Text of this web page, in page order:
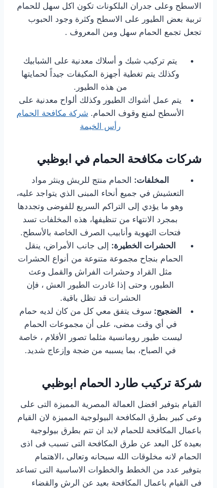
الاسطح وعلى جدران البلكونات تكون اكل سهل للحمام
تربية بعض الطيور على الاسطح وكثرة وجود الحبوب
تجعل تجمع الحمام سهل ومن المعروف .
يتم تركيب شبك و أسلاك معدنية على الشبابيك
وكذلك يتم تغطية أجهزة المكيفات جيداً لحمايتها
من هذه الطيور.
يتم عمل أشواك الطيور وكذلك ألواح معدنية على
الأسطح لمنع وقوف الحمام. شركة مكافحة الحمام
رأس الخيمة
شركات مكافحة الحمام في ابوظبي
المخلفات: الحمام منتج للريش وينثر مواد
التعشيش في جميع أنحاء المبنى الذي يتواجد عليه،
وهو ما يؤدي إلى التراكم السريع للفوضى وتجددها
بمجرد الانتهاء من تنظيفها، هذه المخلفات تسد
فتحات التهوية وأنابيب الصرف الخاصة بالأسطح.
الحشرات الخطيرة: إلى جانب الأمراض، ينقل
الحمام بنجاح مجموعة متنوعة من أنواع الحشرات
مثل القراد وحشرات الفراش والقمل وعث
الطيور، وحتى إذا غادرت الطيور العش ، فإن
الحشرات قد تظل باقية.
الضجيج: سوف يتفق معي كل من كان لديه حمام
في أي وقت مضى، على أن مجموعات الحمام
ليست طيور رومانسية مثلما تصور الأفلام ، خاصة
في الصباح، بما يسببه من ضجة وإزعاج شديد.
شركة تركيب طارد الحمام ابوظبي
القيام بتوفير افضل العمالة المصرية المميزة التى على
وعى كبير بطرق المكافحة البيولوجية المميزة لان القيام
باعمال المكافحة للحمام لابد ان تتم بطرق بيولوجية
بعيدة كل البعد عن طرق المكافحة التى تسبب فى اذى
الحمام لانه مخلوقات الله سبحانه وتعالى ،الاهتمام
بتوفير عدد من الخطط والخطوات الاساسية التى تساعد
فى القيام باعمال المكافحة بعيد عن الرش والقضاء